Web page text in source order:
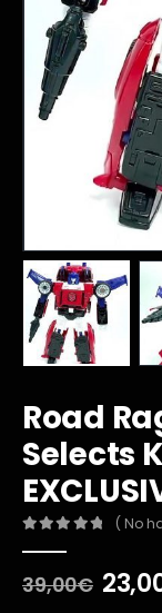
Road
Selects
( No
39,00€ El